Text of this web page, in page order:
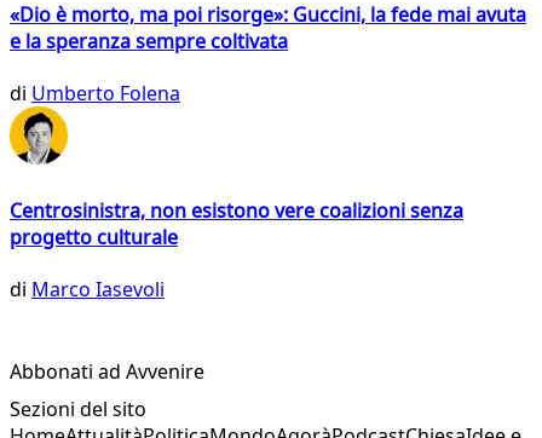
«Dio è morto, ma poi risorge»: Guccini, la fede mai avuta
e la speranza sempre coltivata
di Umberto Folena
Centrosinistra, non esistono vere coalizioni senza
progetto culturale
di Marco Iasevoli
Abbonati ad Avvenire
Sezioni del sito